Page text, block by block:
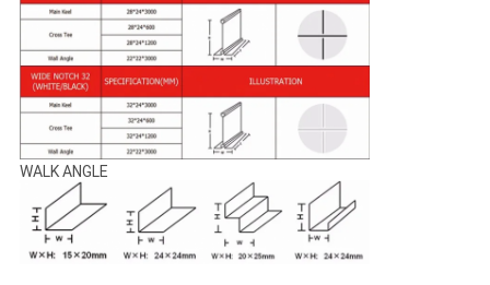
WALK ANGLE